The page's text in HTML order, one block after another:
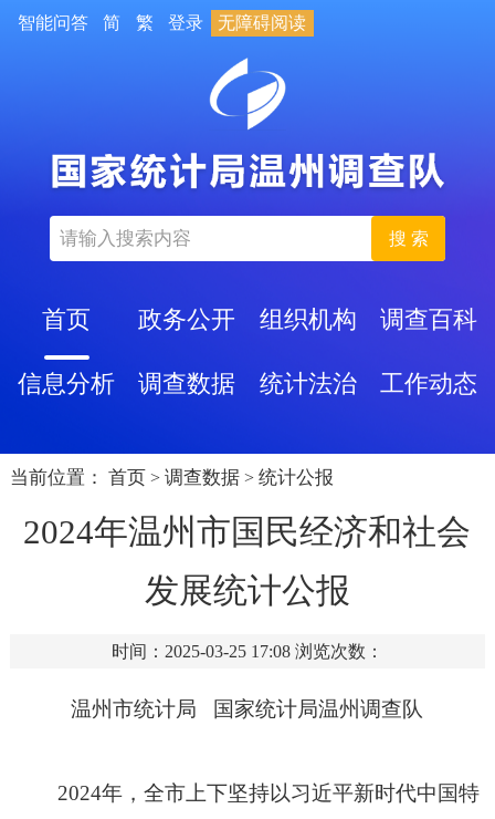
智能问答 简 繁 登录 无障碍阅读
搜 索
首页 政务公开 组织机构 调查百科
信息分析 调查数据 统计法治 工作动态
当前位置： 首页 > 调查数据 > 统计公报
2024年温州市国民经济和社会
发展统计公报
时间：2025-03-25 17:08 浏览次数：
温州市统计局 国家统计局温州调查队
2024年，全市上下坚持以习近平新时代中国特